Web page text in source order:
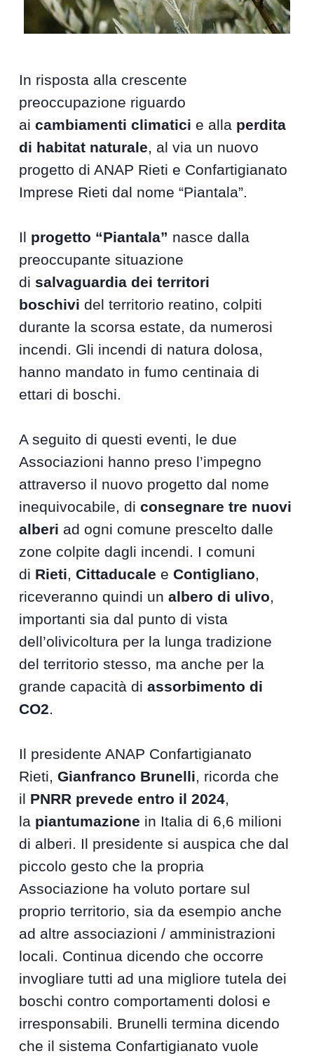
In risposta alla crescente
preoccupazione riguardo
aicambiamenti climatici e alla perdita
di habitat naturale, al via un nuovo
progetto di ANAP Rieti e Confartigianato
Imprese Rieti dal nome “Piantala”.
Il progetto “Piantala” nasce dalla
preoccupante situazione
di salvaguardia dei territori
boschividel territorio reatino, colpiti
durante la scorsa estate, da numerosi
incendi. Gli incendi di natura dolosa,
hanno mandato in fumo centinaia di
ettari di boschi.
A seguito di questi eventi, le due
Associazioni hanno preso l’impegno
attraverso il nuovo progetto dal nome
inequivocabile, diconsegnare tre nuovi
alberi ad ogni comune prescelto dalle
zone colpite dagli incendi. I comuni
di Rieti,Cittaducale eContigliano,
riceveranno quindi unalbero di ulivo,
importanti sia dal punto di vista
dell’olivicoltura per la lunga tradizione
del territorio stesso, ma anche per la
grande capacità diassorbimento di
CO2.
Il presidente ANAP Confartigianato
Rieti,Gianfranco Brunelli, ricorda che
il PNRR prevede entro il 2024,
la piantumazione in Italia di 6,6 milioni
di alberi. Il presidente si auspica che dal
piccolo gesto che la propria
Associazione ha voluto portare sul
proprio territorio, sia da esempio anche
ad altre associazioni / amministrazioni
locali. Continua dicendo che occorre
invogliare tutti ad una migliore tutela dei
boschi contro comportamenti dolosi e
irresponsabili. Brunelli termina dicendo
che il sistema Confartigianato vuole